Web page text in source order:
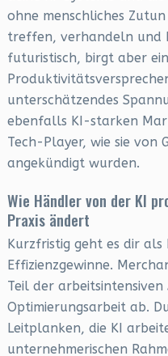
ohne menschliches
treffen, verhandeln und
futuristisch, birgt aber
unterschätzendes
ebenfalls KI-starken
Tech-Player, wie sie
angekündigt wurden.
Wie Händler von der KI
Praxis ändert
Kurzfristig geht es dir
Effizienzgewinne.
Teil der
Optimierungsarbeit ab.
Leitplanken, die KI
unternehmerischen